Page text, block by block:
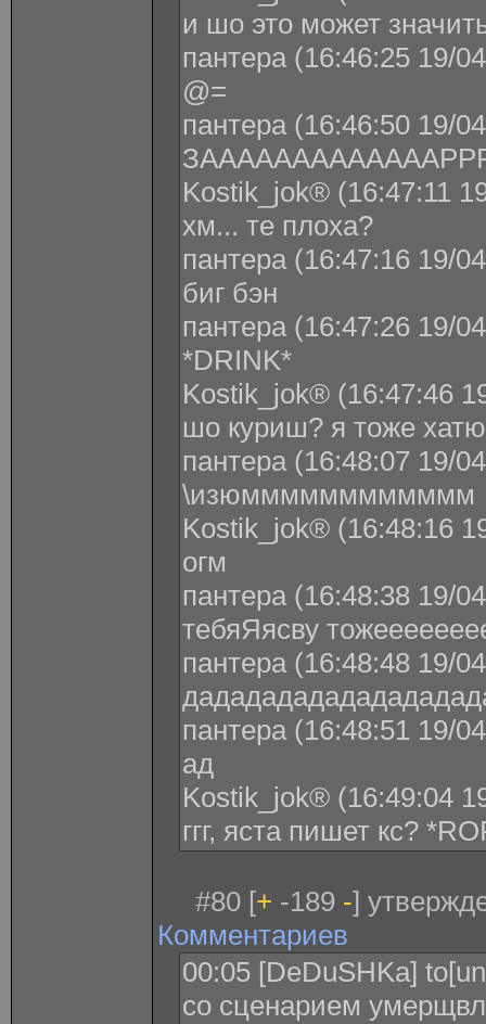
и шо это может
пантера (16:46:25 19/
@=
пантера (16:46:50 19/
Kostik_jok® (16:47:11
хм... те плоха?
пантера (16:47:16 19/
биг бэн
пантера (16:47:26 19/
*DRINK*
Kostik_jok® (16:47:46
шо куриш? я тоже
пантера (16:48:07 19/
\изюмммммммммммм
Kostik_jok® (16:48:16
огм
пантера (16:48:38 19/
тебяЯясву
пантера (16:48:48 19/
пантера (16:48:51 19/
ад
Kostik_jok® (16:49:04
ггг, яста пишет кс?
#80 [+ -189 -]
Комментариев
00:05 [DeDuSHKa]
со сценарием